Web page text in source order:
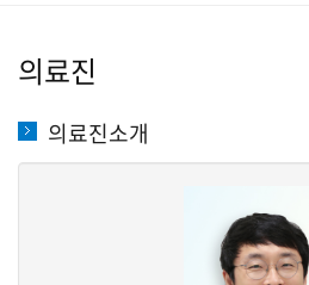
의료진
의료진소개